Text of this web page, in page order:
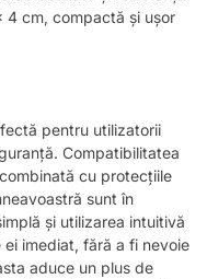
4 cm, compactă și ușor
pentru utilizatorii
Compatibilitatea
cu protecțiile
sunt în
și utilizarea intuitivă
imediat, fără a fi nevoie
aduce un plus de